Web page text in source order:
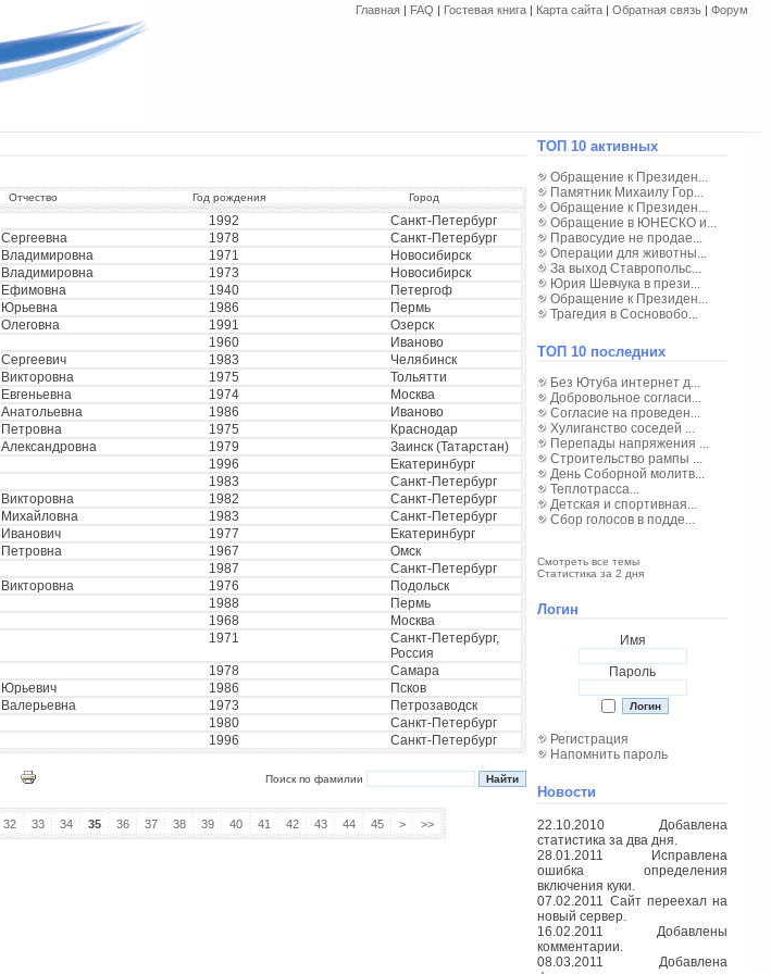
Главная | FAQ | Гостевая книга | Карта сайта | Обратная связь | Форум
Отчество Год рождения Город
1992
Санкт-Петербург
Сергеевна 1978
Санкт-Петербург
Владимировна 1971
Новосибирск
Владимировна 1973
Новосибирск
Ефимовна 1940
Петергоф
Юрьевна 1986
Пермь
Олеговна 1991
Озерск
1960
Иваново
Сергеевич 1983
Челябинск
Викторовна 1975
Тольятти
Евгеньевна 1974
Москва
Анатольевна 1986
Иваново
Петровна 1975
Краснодар
Александровна 1979
Заинск (Татарстан)
1996
Екатеринбург
1983
Санкт-Петербург
Викторовна 1982
Санкт-Петербург
Михайловна 1983
Санкт-Петербург
Иванович 1977
Екатеринбург
Петровна 1967
Омск
1987
Санкт-Петербург
Викторовна 1976
Подольск
1988
Пермь
1968
Москва
1971
Санкт-Петербург,
Россия
1978
Самара
Юрьевич 1986
Псков
Валерьевна 1973
Петрозаводск
1980
Санкт-Петербург
1996 Санкт-Петербург
Поиск по фамилии
32 33 34 35 36 37 38 39 40 41 42 43 44 45 > >>
ТОП 10 активных
Обращение к Президен...
Памятник Михаилу Гор...
Обращение к Президен...
Обращение в ЮНЕСКО и...
Правосудие не продае...
Операции для животны...
За выход Ставропольс...
Юрия Шевчука в прези...
Обращение к Президен...
Трагедия в Сосновобо...
ТОП 10 последних
Без Ютуба интернет д...
Добровольное согласи...
Согласие на проведен...
Хулиганство соседей ...
Перепады напряжения ...
Строительство рампы ...
День Соборной молитв...
Теплотрасса...
Детская и спортивная...
Сбор голосов в подде...
Смотреть все темы
Статистика за 2 дня
Логин
Имя
Пароль
Регистрация
Напомнить пароль
Новости
22.10.2010 Добавлена
статистика за два дня.
28.01.2011 Исправлена
ошибка определения
включения куки.
07.02.2011 Сайт переехал на
новый сервер.
16.02.2011 Добавлены
комментарии.
08.03.2011 Добавлена